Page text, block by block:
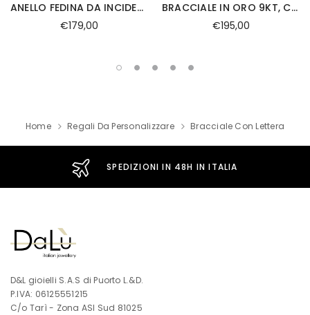
ANELLO FEDINA DA INCIDERE CON BRILLANTINO
€179,00
BRACCIALE IN ORO 9KT, CON SCRITTA DAD SMALTATA NERA E LACCIO
€195,00
Home Regali Da Personalizzare Bracciale Con Lettera
SPEDIZIONI IN 48H IN ITALIA
D&L gioielli S.A.S di Puorto L.&D.
P.IVA: 06125551215
C/o Tarì - Zona ASI Sud 81025